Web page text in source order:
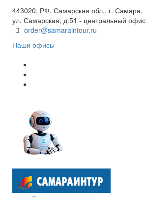
443020, РФ, Самарская обл., г. Самара,
ул. Самарская, д.51 - центральный офис
order@samaraintour.ru
Наши офисы